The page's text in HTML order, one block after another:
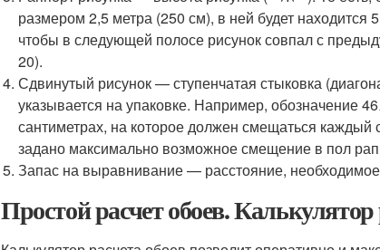
размером 2,5 метра (250 см), в ней будет
чтобы в следующей полосе рисунок совпал с
20).
Сдвинутый рисунок — ступенчатая стыковка
указывается на упаковке. Например, обозначение
сантиметрах, на которое должен смещаться
задано максимально возможное смещение в пол
Запас на выравнивание — расстояние,
Простой расчет обоев. Калькулятор